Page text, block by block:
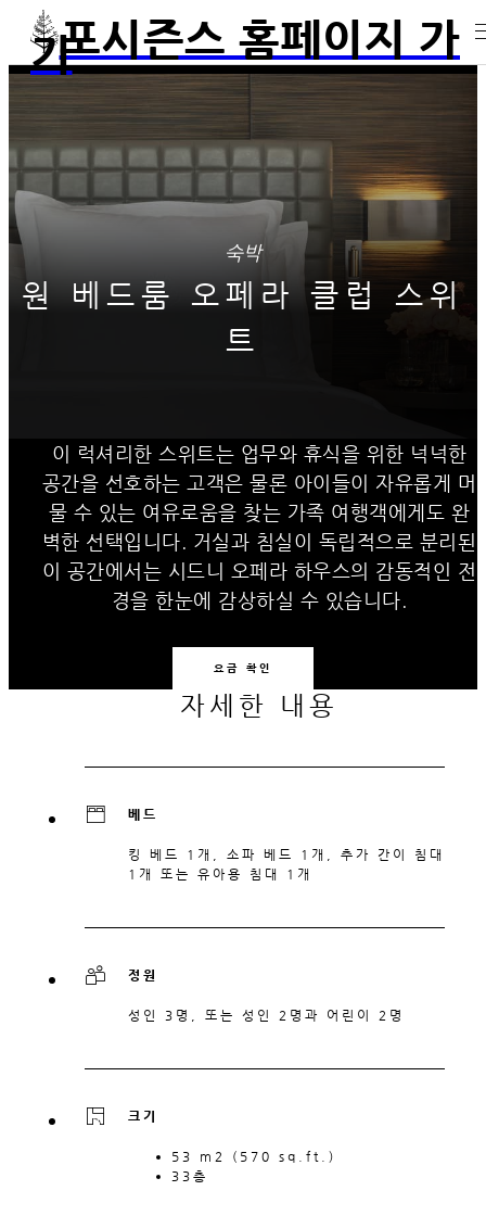
포시즌스 홈페이지 가
기
숙박
원 베드룸 오페라 클럽 스위
트
이 럭셔리한 스위트는 업무와 휴식을 위한 넉넉한
공간을 선호하는 고객은 물론 아이들이 자유롭게 머
물 수 있는 여유로움을 찾는 가족 여행객에게도 완
벽한 선택입니다. 거실과 침실이 독립적으로 분리된
이 공간에서는 시드니 오페라 하우스의 감동적인 전
경을 한눈에 감상하실 수 있습니다.
요금 확인
자세한 내용
베드
킹 베드 1개, 소파 베드 1개, 추가 간이 침대
1개 또는 유아용 침대 1개
정원
성인 3명, 또는 성인 2명과 어린이 2명
크기
53 m2 (570 sq.ft.)
33층